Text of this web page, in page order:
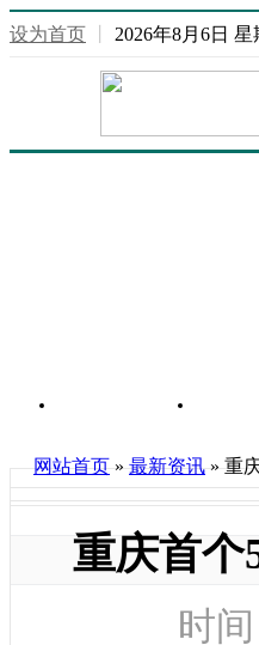
设为首页 2026年8月6日 星
网站首页»最新资讯» 重
重庆首个
时